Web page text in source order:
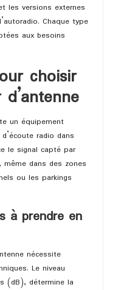
les versions externes
Chaque type
aux besoins
choisir
un équipement
radio dans
le signal capté par
dans des zones
ou les parkings
à prendre en
nécessite
Le niveau
(dB), détermine la